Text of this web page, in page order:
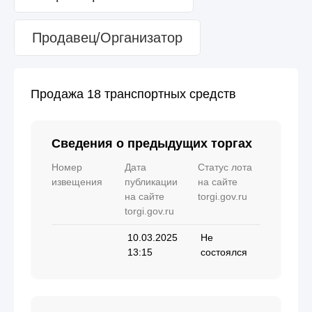
Продавец/Организатор
Продажа 18 транспортных средств
Сведения о предыдущих торгах
Номер
извещения
Дата
публикации
на сайте
torgi.gov.ru
Статус лота
на сайте
torgi.gov.ru
10.03.2025
13:15
Не
состоялся